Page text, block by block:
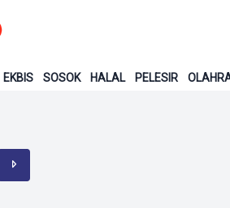
EKBIS SOSOK HALAL PELESIR